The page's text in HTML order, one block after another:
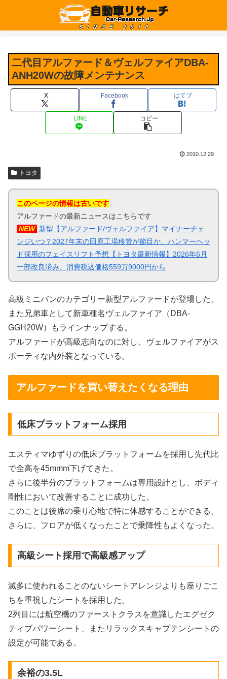
二代目アルファード＆ヴェルファイアDBA-
ANH20Wの故障メンテナンス
X Facebook はてブ
LINE コピー
2010.12.29
トヨタ
このページの情報は古いです
アルファードの最新ニュースはこちらです
NEW 新型【アルファード/ヴェルファイア】マイナーチェ
ンジいつ？2027年末の田原工場移管が節目か、ハンマーヘッ
ド採用のフェイスリフト予想【トヨタ最新情報】2026年6月
一部改良済み、消費税込価格559万9000円から
高級ミニバンのカテゴリー新型アルファードが登場した。
また兄弟車として新車種名ヴェルファイア（DBA-
GGH20W）もラインナップする。
アルファードが高級志向なのに対し、ヴェルファイアがス
ポーティな内外装となっている。
アルファードを買い替えたくなる理由
低床プラットフォーム採用
エスティマゆずりの低床プラットフォームを採用し先代比
で全高を45mmm下げてきた。
さらに後半分のプラットフォームは専用設計とし、ボディ
剛性において改善することに成功した。
このことは後席の乗り心地で特に体感することができる。
さらに、フロアが低くなったことで乗降性もよくなった。
高級シート採用で高級感アップ
滅多に使われることのないシートアレンジよりも座りごこ
ちを重視したシートを採用した。
2列目には航空機のファーストクラスを意識したエグゼク
ティブパワーシート、またリラックスキャプテンシートの
設定が可能である。
余裕の3.5L